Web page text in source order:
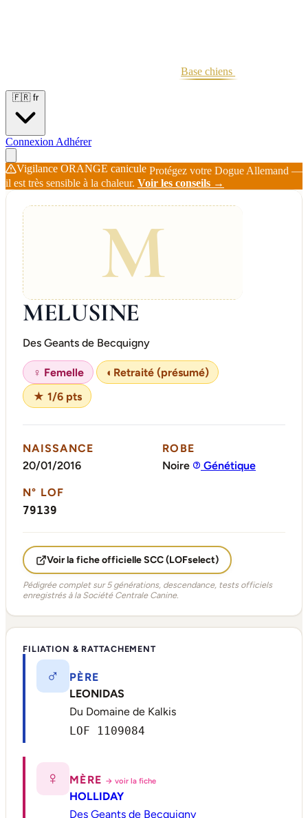
Base chiens
🇫🇷 fr
Connexion Adhérer
Vigilance ORANGE canicule Protégez votre Dogue Allemand —
il est très sensible à la chaleur. Voir les conseils →
M
MELUSINE
Des Geants de Becquigny
♀ Femelle ◐ Retraité (présumé)
★ 1/6 pts
NAISSANCE
20/01/2016
ROBE
Noire
Génétique
N° LOF
79139
Voir la fiche officielle SCC (LOFselect)
Pédigrée complet sur 5 générations, descendance, tests officiels
enregistrés à la Société Centrale Canine.
FILIATION & RATTACHEMENT
♂
PÈRE
LEONIDAS
Du Domaine de Kalkis
LOF 1109084
♀ MÈRE → voir la fiche
HOLLIDAY
Des Geants de Becquigny